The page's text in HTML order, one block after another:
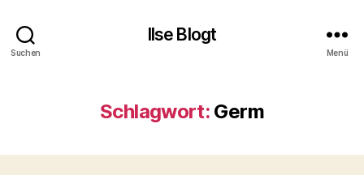
Suchen
Ilse Blogt
Menü
Schlagwort: Germ